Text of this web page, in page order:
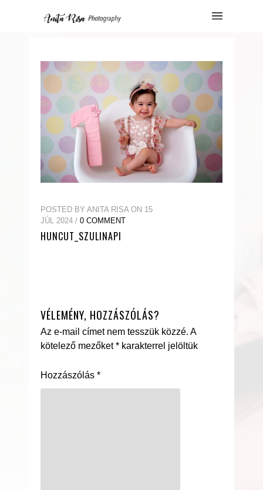
POSTED BY ANITA RISA ON 15
JÚL 2024 / 0 COMMENT
HUNCUT_SZULINAPI
VÉLEMÉNY, HOZZÁSZÓLÁS?
Az e-mail címet nem tesszük közzé. A
kötelező mezőket* karakterrel jelöltük
Hozzászólás *